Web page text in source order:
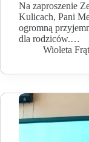
Na zaproszenie
Kulicach, Pani
ogromną
dla rodziców.…
Wioleta